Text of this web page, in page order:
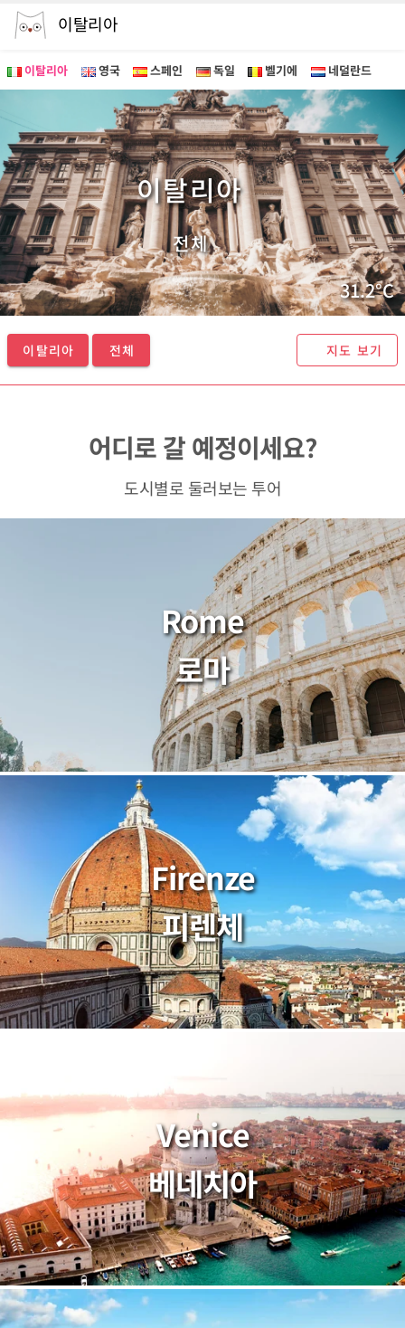
이탈리아
이탈리아 영국 스페인 독일 벨기에 네덜란드
이탈리아 투어 - 마이퍼스트가이드
이탈리아
전체
31.2°C
이탈리아 전체 지도 보기
어디로 갈 예정이세요?
도시별로 둘러보는 투어
Rome
로마
Firenze
피렌체
Venice
베네치아